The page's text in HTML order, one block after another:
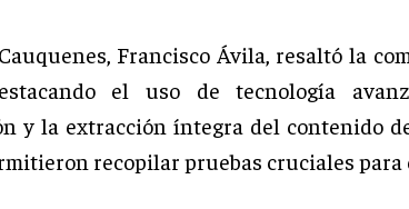
Francisco Ávila, resaltó la
el uso de tecnología
y la extracción íntegra del contenido
recopilar pruebas cruciales para